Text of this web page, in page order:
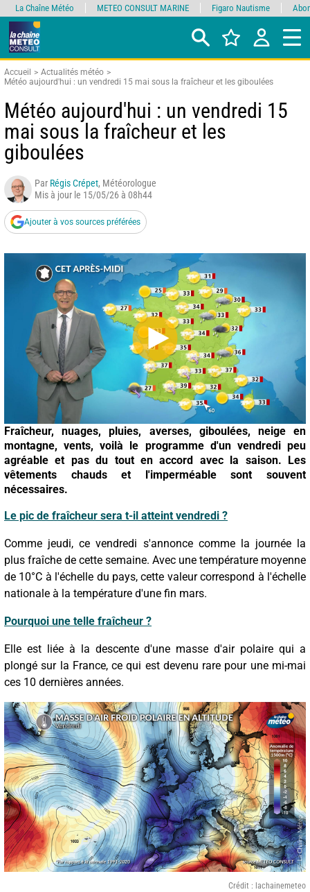
Accueil
Actualités météo
Météo aujourd'hui : un vendredi 15 mai sous la fraîcheur et les giboulées
Météo aujourd'hui : un vendredi 15
mai sous la fraîcheur et les
giboulées
Par Régis Crépet, Météorologue
Mis à jour le 15/05/26 à 08h44
Ajouter à vos sources préférées
Fraîcheur, nuages, pluies, averses, giboulées, neige en
montagne, vents, voilà le programme d'un vendredi peu
agréable et pas du tout en accord avec la saison. Les
vêtements chauds et l'imperméable sont souvent
nécessaires.
Le pic de fraîcheur sera t-il atteint vendredi ?
Comme jeudi, ce vendredi s'annonce comme la journée la
plus fraîche de cette semaine. Avec une température moyenne
de 10°C à l'échelle du pays, cette valeur correspond à l'échelle
nationale à la température d'une fin mars.
Pourquoi une telle fraîcheur ?
Elle est liée à la descente d'une masse d'air polaire qui a
plongé sur la France, ce qui est devenu rare pour une mi-mai
ces 10 dernières années.
Crédit : lachainemeteo
La Chaîne Météo METEO CONSULT MARINE Figaro Nautisme